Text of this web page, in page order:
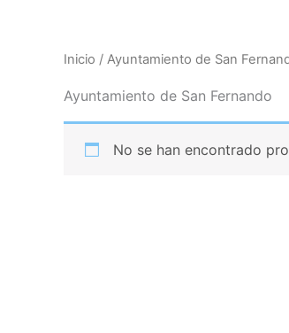
Inicio / Ayuntamiento de San
Ayuntamiento de San Fernando
No se han encontrado